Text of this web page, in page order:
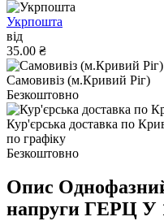
Укрпошта
від
35.00 ₴
Самовивіз (м.Кривий Ріг)
Безкоштовно
Кур'єрська доставка по
по графіку
Безкоштовно
Опис Однофазний
напруги ГЕРЦ У